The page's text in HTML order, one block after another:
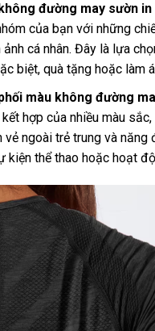
đường may sườn
của bạn với những
ảnh cá nhân. Đây là lựa
biệt, quà tặng hoặc làm
màu không đường
hợp của nhiều màu sắc,
vẻ ngoài trẻ trung và năng
kiện thể thao hoặc hoạt